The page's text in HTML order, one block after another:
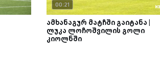
00:21
ამხანაგურ მატჩში გაიტანა |
ლუკა ლოჩოშვილის გოლი
კიოლნში